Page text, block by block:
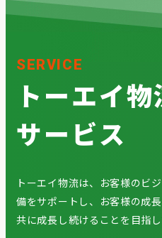
SERVICE
トーエイ物
サービス
トーエイ物流は、お客様のビ
備をサポートし、お客様の成
共に成長し続けることを目指し